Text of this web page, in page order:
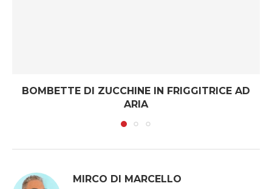
BOMBETTE DI ZUCCHINE IN FRIGGITRICE AD
ARIA
MIRCO DI MARCELLO